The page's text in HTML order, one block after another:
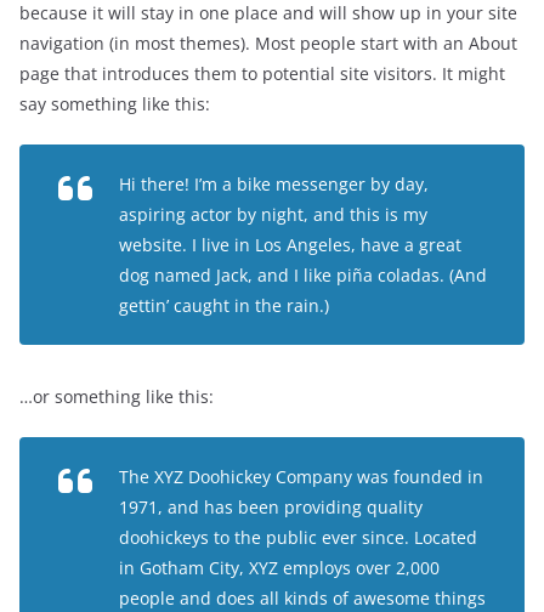
because it will stay in one place and will show up in your site
navigation (in most themes). Most people start with an About
page that introduces them to potential site visitors. It might
say something like this:
Hi there! I’m a bike messenger by day,
aspiring actor by night, and this is my
website. I live in Los Angeles, have a great
dog named Jack, and I like piña coladas. (And
gettin’ caught in the rain.)
…or something like this:
The XYZ Doohickey Company was founded in
1971, and has been providing quality
doohickeys to the public ever since. Located
in Gotham City, XYZ employs over 2,000
people and does all kinds of awesome things